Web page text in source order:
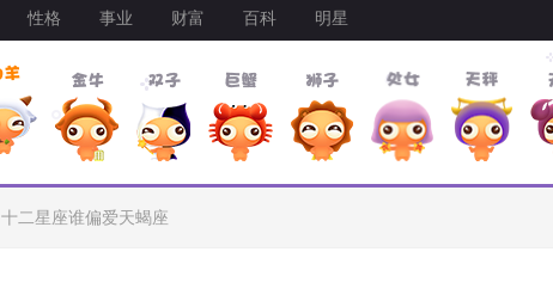
性格 事业 财富 百科 明星
十二星座谁偏爱天蝎座